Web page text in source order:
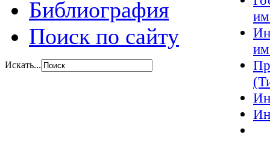
Библиография
Поиск по сайту
Искать...